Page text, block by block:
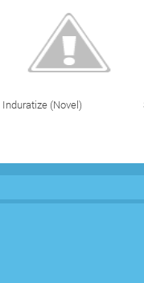
Induratize (Novel)